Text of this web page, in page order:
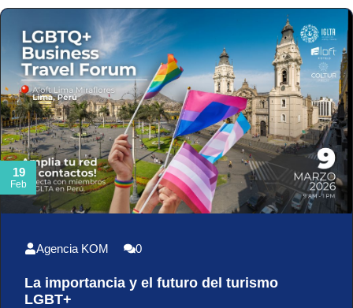
19
Feb
Agencia KOM 0
La importancia y el futuro del turismo
LGBT+